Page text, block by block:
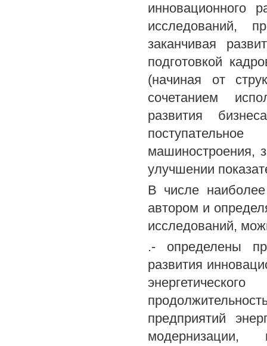
инновационного
исследований,
заканчивая
подготовкой
(начиная от
сочетанием
развития
машиностроения,
улучшении
В числе
автором и
исследований,
.- определены
развития
предприятий